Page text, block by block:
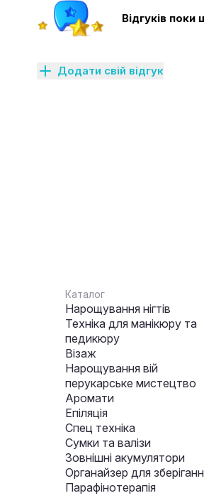
Відгуків
Додати свій відгук
Каталог
Нарощування нігтів
Техніка для манікюру та
педикюру
Візаж
Нарощування вій
перукарське мистецтво
Аромати
Епіляція
Спец техніка
Сумки та валізи
Зовнішні акумулятори
Органайзер для
Парафінотерапія